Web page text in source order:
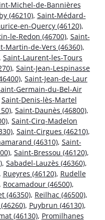
Michel-de-Bannières
(46210), Saint-Médard-
en-Quercy (46120),
le-Redon (46700), Saint-
Martin-de-Vers (46360),
, Saint-Laurent-les-Tours
, Saint-Jean-Lespinasse
, Saint-Jean-de-Laur
Germain-du-Bel-Air
Saint-Denis-lès-Martel
, Saint-Daunès (46800),
, Saint-Cirq-Madelon
, Saint-Cirgues (46210),
(46310), Saint-
, Saint-Bressou (46120),
, Sabadel-Lauzès (46360),
Rueyres (46120), Rudelle
, Rocamadour (46500),
(46350), Reilhac (46500),
, Puybrun (46130),
(46130), Promilhanes